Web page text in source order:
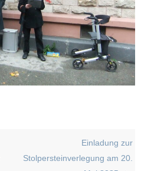
Einladung zur
Stolpersteinverlegung am 20.